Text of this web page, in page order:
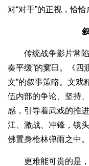
对“对手”的正视，恰
传统战争影片常陷
奏平缓”的窠臼。《四
文”的叙事策略。文戏
伍内部的争论、坚持
感，引导着武戏的推
江、激战、冲锋，镜
佛置身枪林弹雨之中。
更难能可贵的是，